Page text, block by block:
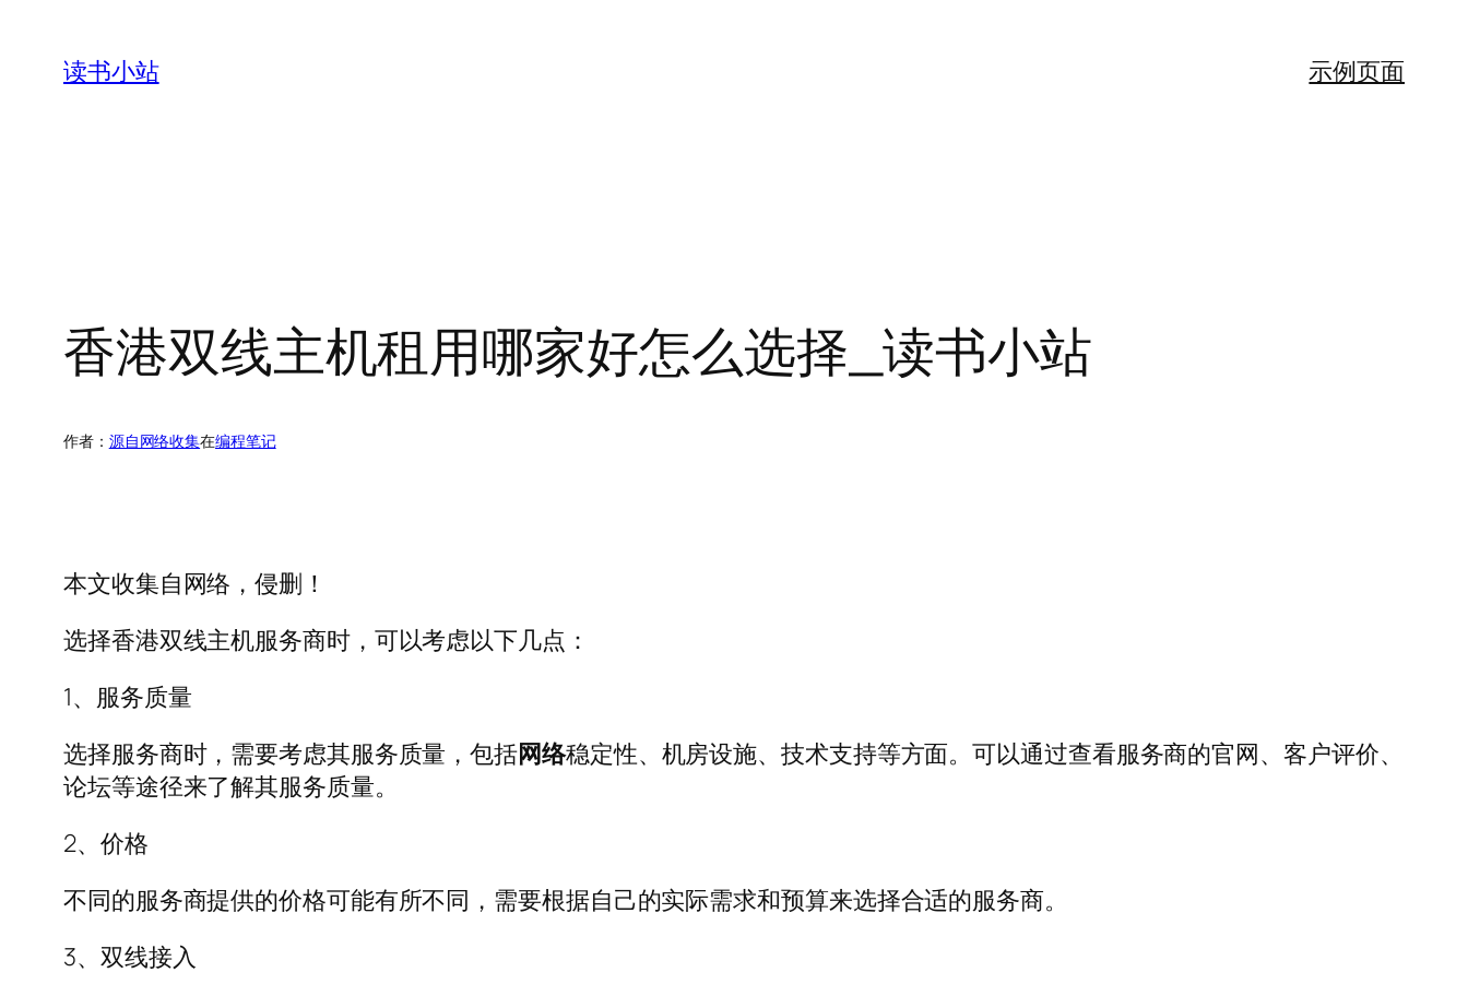
读书小站 示例页面
香港双线主机租用哪家好怎么选择_读书小站
作者： 源自网络收集在编程笔记
本文收集自网络，侵删！
选择香港双线主机服务商时，可以考虑以下几点：
1、服务质量
选择服务商时，需要考虑其服务质量，包括网络稳定性、机房设施、技术支持等方面。可以通过查看服务商的官网、客户评价、
论坛等途径来了解其服务质量。
2、价格
不同的服务商提供的价格可能有所不同，需要根据自己的实际需求和预算来选择合适的服务商。
3、双线接入